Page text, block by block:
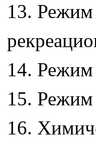
13. Режим
14. Режим
15.
16.